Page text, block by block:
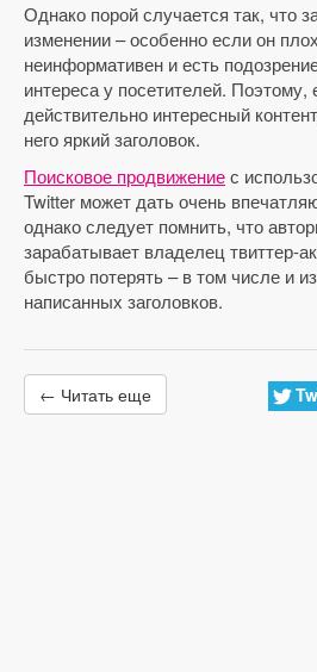
Однако порой случается так, что
изменении – особенно если он
неинформативен и есть
интереса у посетителей.
действительно интересный
него яркий заголовок.
Поисковое продвижениес
Twitter может дать очень
однако следует помнить, что
зарабатывает владелец твиттер-
быстро потерять – в том числе и
написанных заголовков.
← Читать еще